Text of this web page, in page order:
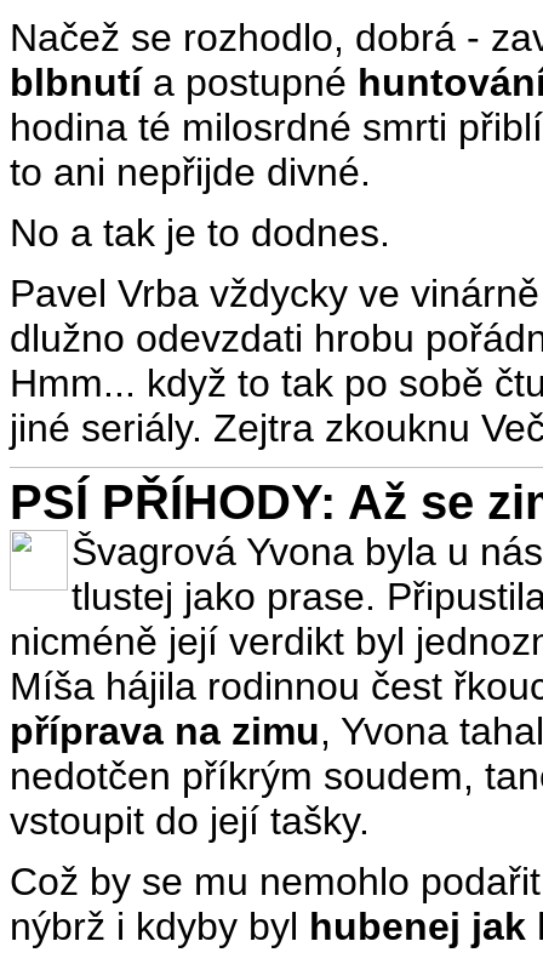
Načež se rozhodlo, dobrá -
blbnutía postupné
hodina té milosrdné smrti
to ani nepřijde divné.
No a tak je to dodnes.
Pavel Vrba vždycky ve
dlužno odevzdati hrobu
Hmm... když to tak po sobě
jiné seriály. Zejtra zkouknu
PSÍ PŘÍHODY: Až se
Švagrová Yvona byla u
tlustej jako prase.
nicméně její verdikt byl
Míša hájila rodinnou čest
příprava na zimu, Yvona
nedotčen příkrým soudem,
vstoupit do její tašky.
Což by se mu nemohlo
nýbrž i kdyby byl hubenej jak